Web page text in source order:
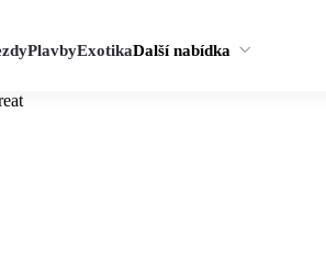
PlavbyExotikaDalší nabídka